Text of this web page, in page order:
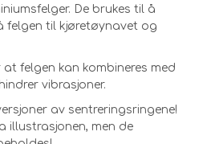
De brukes til å
felgen til kjøretøynavet og
felgen kan kombineres med
vibrasjoner.
av sentreringsringene!
illustrasjonen, men de